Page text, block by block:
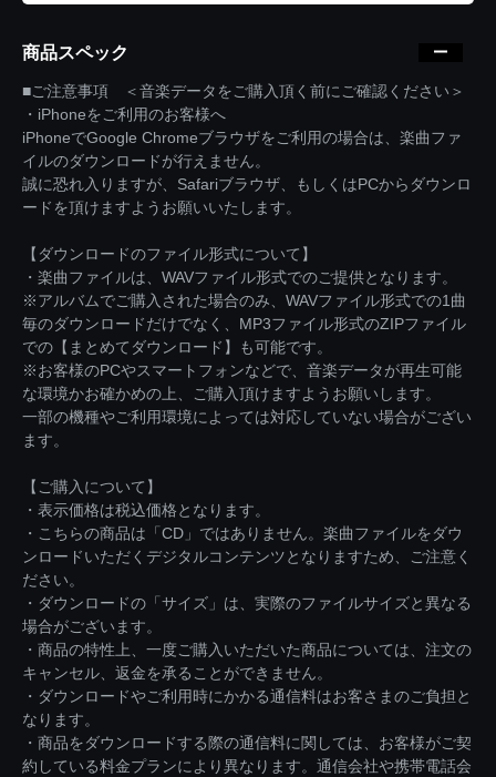
商品スペック
■ご注意事項 ＜音楽データをご購入頂く前にご確認ください＞
・iPhoneをご利用のお客様へ
iPhoneでGoogle Chromeブラウザをご利用の場合は、楽曲ファ
イルのダウンロードが行えません。
誠に恐れ入りますが、Safariブラウザ、もしくはPCからダウンロ
ードを頂けますようお願いいたします。
【ダウンロードのファイル形式について】
・楽曲ファイルは、WAVファイル形式でのご提供となります。
※アルバムでご購入された場合のみ、WAVファイル形式での1曲
毎のダウンロードだけでなく、MP3ファイル形式のZIPファイル
での【まとめてダウンロード】も可能です。
※お客様のPCやスマートフォンなどで、音楽データが再生可能
な環境かお確かめの上、ご購入頂けますようお願いします。
一部の機種やご利用環境によっては対応していない場合がござい
ます。
【ご購入について】
・表示価格は税込価格となります。
・こちらの商品は「CD」ではありません。楽曲ファイルをダウ
ンロードいただくデジタルコンテンツとなりますため、ご注意く
ださい。
・ダウンロードの「サイズ」は、実際のファイルサイズと異なる
場合がございます。
・商品の特性上、一度ご購入いただいた商品については、注文の
キャンセル、返金を承ることができません。
・ダウンロードやご利用時にかかる通信料はお客さまのご負担と
なります。
・商品をダウンロードする際の通信料に関しては、お客様がご契
約している料金プランにより異なります。通信会社や携帯電話会